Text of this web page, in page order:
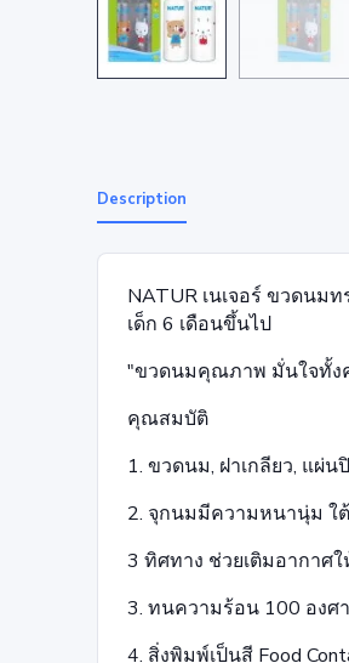
Description
NATUR เนเจอร์ ขวดน
เด็ก 6 เดือนขึ้นไป
"ขวดนมคุณภาพ มั่นใจทั้
คุณสมบัติ
1. ขวดนม, ฝาเกลียว, แผ่
2. จุกนมมีความหนานุ่ม ใ
3 ทิศทาง ช่วยเติมอากาศ
3. ทนความร้อน 100 องศา
4. สิ่งพิมพ์เป็นสี Food